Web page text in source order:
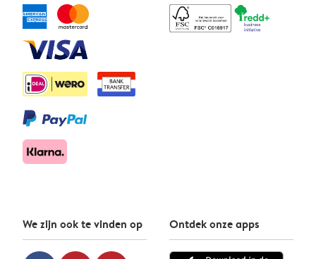
We zijn ook te vinden op Ontdek onze apps